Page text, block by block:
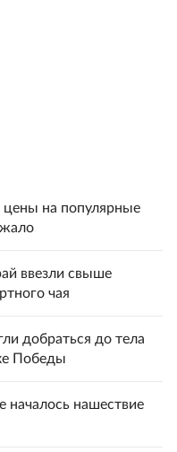
цены на популярные
ввезли свыше
чая
добраться до тела
Победы
началось нашествие